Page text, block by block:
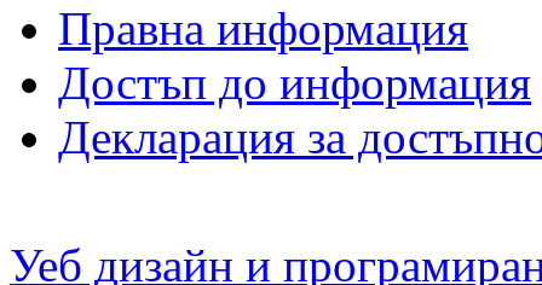
Правна информация
Достъп до информация
Декларация за
Уеб дизайн и